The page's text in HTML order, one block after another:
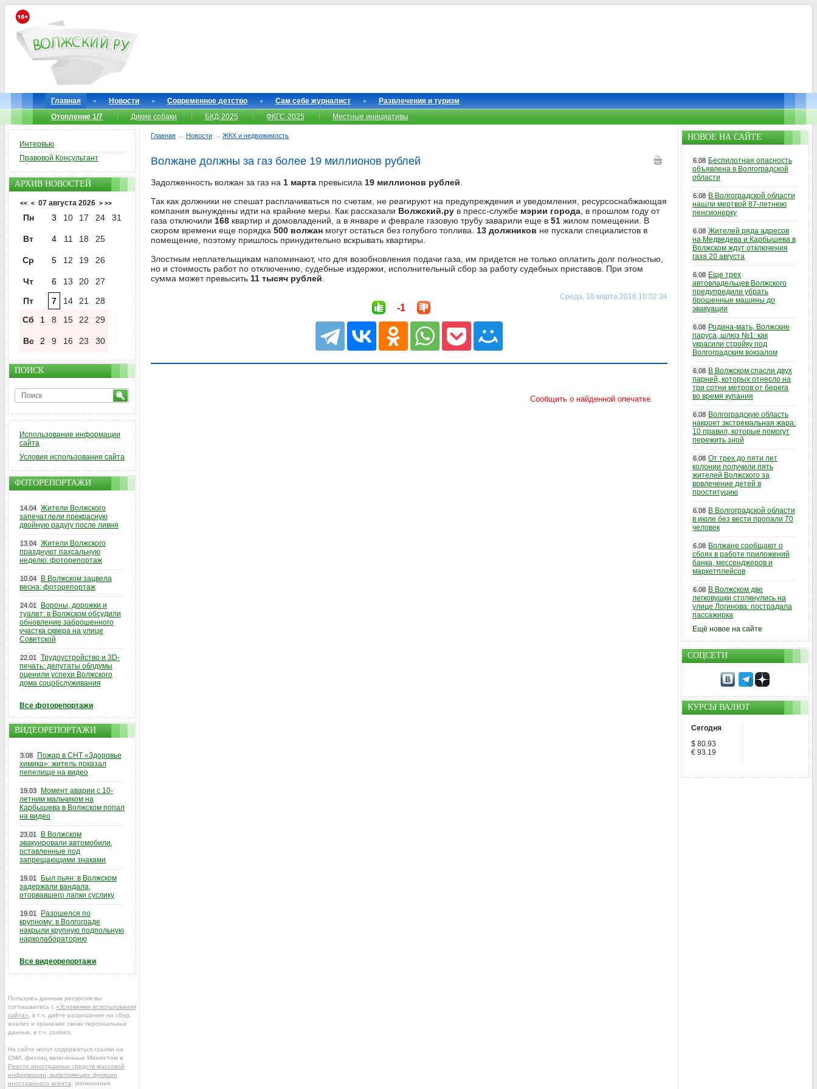
Главная Новости Современное детство Сам себе журналист
Развлечения и туризм
Отопление 1/7
Дикие собаки БКД-2025 ФКГС-2025 Местные инициативы
Главная → Новости → ЖКХ и недвижимость
Волжане должны за газ более 19 миллионов рублей
Задолженность волжан за газ на 1 марта превысила 19 миллионов рублей
Так как должники не спешат расплачиваться по счетам, не реагируют на предупреждения и уведомления, ресурсоснабжающая
компания вынуждены идти на крайние меры. Как рассказали Волжский.ру в пресс-службе мэрии города , в прошлом году от
газа отключили 168 квартир и домовладений, а в январе и феврале газовую трубу заварили еще в 51 жилом помещении. В
скором времени еще порядка 500 волжан могут остаться без голубого топлива. 13 должников не пускали специалистов в
помещение, поэтому пришлось принудительно вскрывать квартиры.
Злостным неплательщикам напоминают, что для возобновления подачи газа, им придется не только оплатить долг полностью,
но и стоимость работ по отключению, судебные издержки, исполнительный сбор за работу судебных приставов. При этом
сумма может превысить 11 тысяч рублей
Среда, 16 марта 2016 10:02:34
-1
Интервью
Правовой Консультант
АРХИВ НОВОСТЕЙ
<< < 07 августа 2026 > >>
Пн 3 10 17 24 31
Вт 4 11 18 25
Ср 5 12 19 26
Чт 6 13 20
27
Пт
7 14 21
28
Сб
1 8 15 22 29
Вс 2 9 16 23 30
ПОИСК
Использование информации
сайта
Условия использования сайта
ФОТОРЕПОРТАЖИ
14.04 Жители Волжского
запечатлели прекрасную
двойную радугу после ливня
13.04 Жители Волжского
празднуют пахсальную
неделю: фоторепортаж
10.04
В Волжском зацвела
весна: фоторепортаж
24.01
Вороны, дорожки и
туалет: в Волжском обсудили
обновление заброшенного
участка сквера на улице
Советской
22.01
Трудоустройство и 3D-
печать: депутаты облдумы
оценили успехи Волжского
дома соцобслуживания
Все фоторепортажи
ВИДЕОРЕПОРТАЖИ
3.08
Пожар в СНТ «Здоровье
химика»: житель показал
пепелище на видео
19.03
Момент аварии с 10-
летним мальчиком на
Карбышева в Волжском попал
на видео
23.01
В Волжском
эвакуировали автомобили,
оставленные под
запрещающими знаками
19.01
Был пьян: в Волжском
задержали вандала,
оторвавшего лапки суслику
19.01
Разошелся по
крупному: в Волгограде
накрыли крупную подпольную
нарколабораторию
Все видеорепортажи
Пользуясь данным ресурсом вы
соглашаетесь с «Условиями использования
сайта» , в т.ч. даёте разрешение на сбор,
анализ и хранение своих персональных
данных, в т.ч. cookies.
На сайте могут содержаться ссылки на
СМИ, физлиц включённые Минюстом в
Реестр иностранных средств массовой
информации, выполняющих функции
иностранного агента , упоминания
НОВОЕ НА САЙТЕ
6.08 Беспилотная опасность
объявлена в Волгоградской
области
6.08 В Волгоградской области
нашли мертвой 87-летнюю
пенсионерку
6.08 Жителей ряда адресов
на Медведева и Карбышева в
Волжском ждут отключения
газа 20 августа
6.08 Еще трех
автовладельцев Волжского
предупредили убрать
брошенные машины до
эвакуации
6.08 Родина-мать, Волжские
паруса, шлюз №1: как
украсили стройку под
Волгоградским вокзалом
6.08 В Волжском спасли двух
парней, которых отнесло на
три сотни метров от берега
во время купания
6.08 Волгоградскую область
накроет экстремальная жара:
10 правил, которые помогут
пережить зной
6.08 От трех до пяти лет
колонии получили пять
жителей Волжского за
вовлечение детей в
проституцию
6.08 В Волгоградской области
в июле без вести пропали 70
человек
6.08 Волжане сообщают о
сбоях в работе приложений
банка, мессенджеров и
маркетплейсов
6.08 В Волжском две
легковушки столкнулись на
улице Логинова: пострадала
пассажирка
Ещё новое на сайте
СОЦСЕТИ
КУРСЫ ВАЛЮТ
Сегодня
$ 80.93
€ 93.19